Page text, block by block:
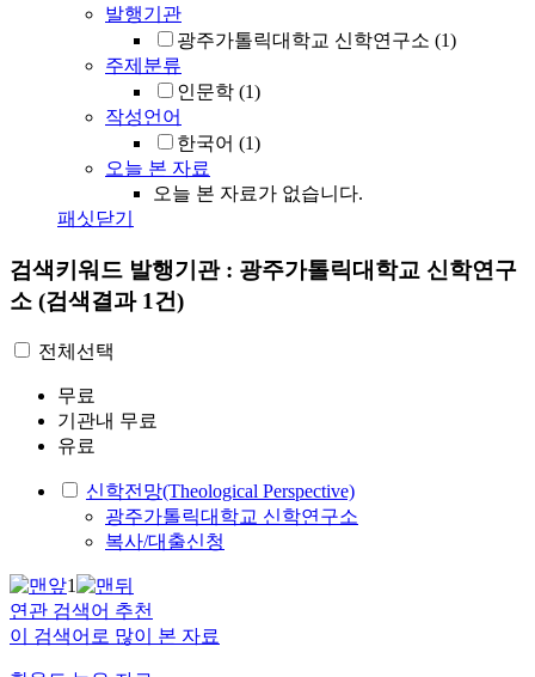
발행기관
광주가톨릭대학교 신학연구소 (1)
주제분류
인문학 (1)
작성언어
한국어 (1)
오늘 본 자료
오늘 본 자료가 없습니다.
패싯닫기
검색키워드 발행기관 : 광주가톨릭대학교 신학연구
소 (검색결과 1건)
전체선택
무료
기관내 무료
유료
신학전망(Theological Perspective)
광주가톨릭대학교 신학연구소
복사/대출신청
1
연관 검색어 추천
이 검색어로 많이 본 자료